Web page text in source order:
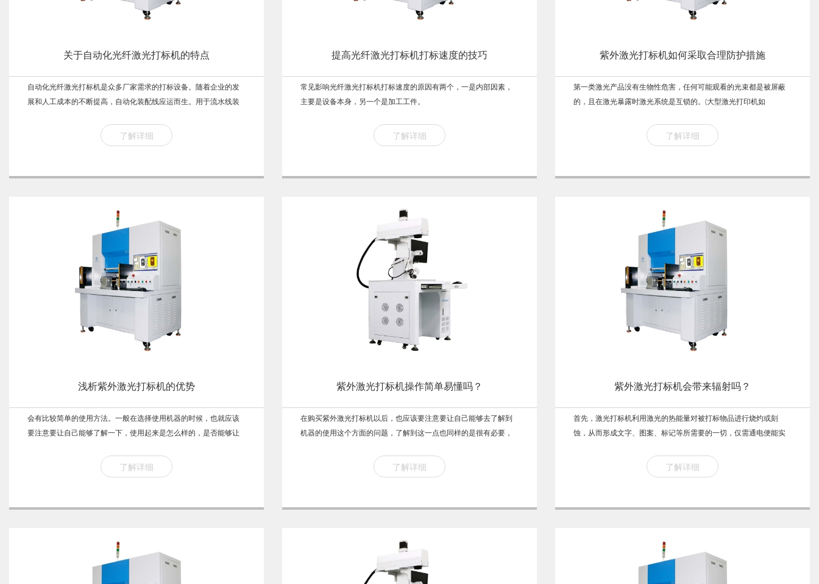
关于自动化光纤激光打标机的特点
自动化光纤激光打标机是众多厂家需求的打标设备。随着企业的发
展和人工成本的不断提高，自动化装配线应运而生。用于流水线装
打标行业发展至2015年,激光打标行业技术日益成熟,加工工艺要...
了解详细
提高光纤激光打标机打标速度的技巧
常见影响光纤激光打标机打标速度的原因有两个，一是内部因素，
主要是设备本身，另一个是加工工件。
了解详细
紫外激光打标机如何采取合理防护措施
第一类激光产品没有生物性危害，任何可能观看的光束都是被屏蔽
的，且在激光暴露时激光系统是互锁的。(大型激光打印机如
是三b类，但打印机是互锁的，以避免和暴露的激光束发生任何接
了解详细
浅析紫外激光打标机的优势
会有比较简单的使用方法。一般在选择使用机器的时候，也就应该
要注意要让自己能够了解一下，使用起来是怎么样的，是否能够让
也会让大家感觉都不能够接受，所以也就是应该要让自己能够先...
了解详细
紫外激光打标机操作简单易懂吗？
在购买紫外激光打标机以后，也应该要注意要让自己能够去了解到
机器的使用这个方面的问题，了解到这一点也同样的是很有必要，
多人可能根本就没有了解到这个方面，并不知道在使用这个方...
了解详细
紫外激光打标机会带来辐射吗？
首先，激光打标机利用激光的热能量对被打标物品进行烧灼或刻
蚀，从而形成文字、图案、标记等所需要的一切，仅需通电便能实
了解详细